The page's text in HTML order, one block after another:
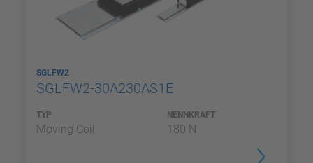
SGLFW2
SGLFW2-30A230AS1E
TYP
Moving Coil
NENNKRAFT
180 N